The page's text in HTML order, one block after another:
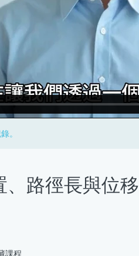
。
、路徑長與位移
課程